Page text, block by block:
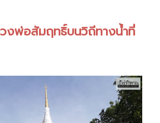
งพ่อสัมฤทธิ์บนวิถีทางน้ำที่